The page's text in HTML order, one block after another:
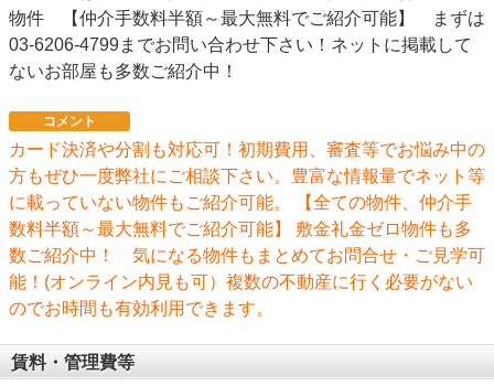
物件 【仲介手数料半額～最大無料でご紹介可能】 まずは
03-6206-4799までお問い合わせ下さい！ネットに掲載して
ないお部屋も多数ご紹介中！
コメント
カード決済や分割も対応可！初期費用、審査等でお悩み中の
方もぜひ一度弊社にご相談下さい。豊富な情報量でネット等
に載っていない物件もご紹介可能。 【全ての物件、仲介手
数料半額～最大無料でご紹介可能】 敷金礼金ゼロ物件も多
数ご紹介中！ 気になる物件もまとめてお問合せ・ご見学可
能！(オンライン内見も可）複数の不動産に行く必要がない
のでお時間も有効利用できます。
賃料・管理費等